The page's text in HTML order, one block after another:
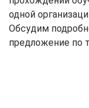
одной
Обсудим
предложение по